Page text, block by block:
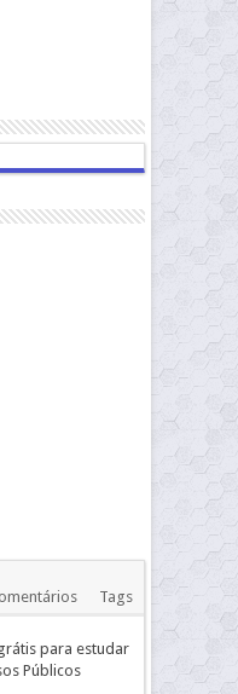
Tags
para estudar
Públicos